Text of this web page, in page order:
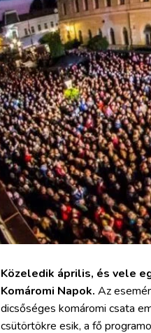
Közeledik április, és vele
Komáromi Napok. Az
dicsőséges komáromi csata
csütörtökre esik, a fő